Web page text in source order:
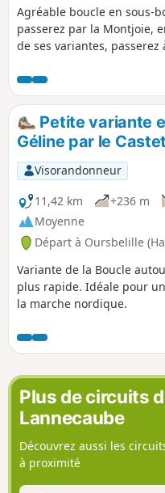
Agréable boucle en sous-
passerez par la Montjoie,
de ses variantes, passerez
une descente et une
et un dernier kilomètre
aussi un parcours idéal
à 3h45.Petite variante
Géline par le
Visorandonneur
11,42 km
+236 m
Moyenne
Départ à Oursbelille
Variante de la Boucle
plus rapide. Idéale pour
la marche nordique.
Plus de circuits
Lannecaube
Découvrez aussi les
à proximité